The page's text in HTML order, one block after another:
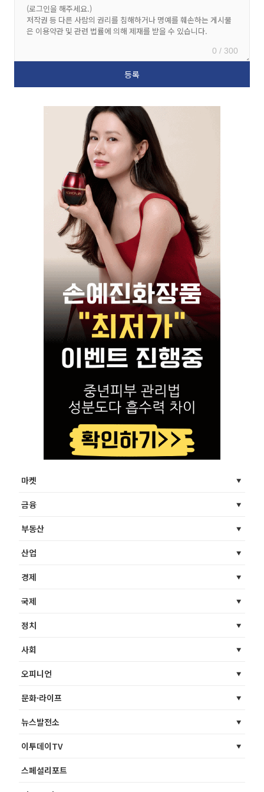
0 / 300
마켓
금융
부동산
산업
경제
국제
정치
사회
오피니언
문화·라이프
뉴스발전소
이투데이TV
스페셜리포트